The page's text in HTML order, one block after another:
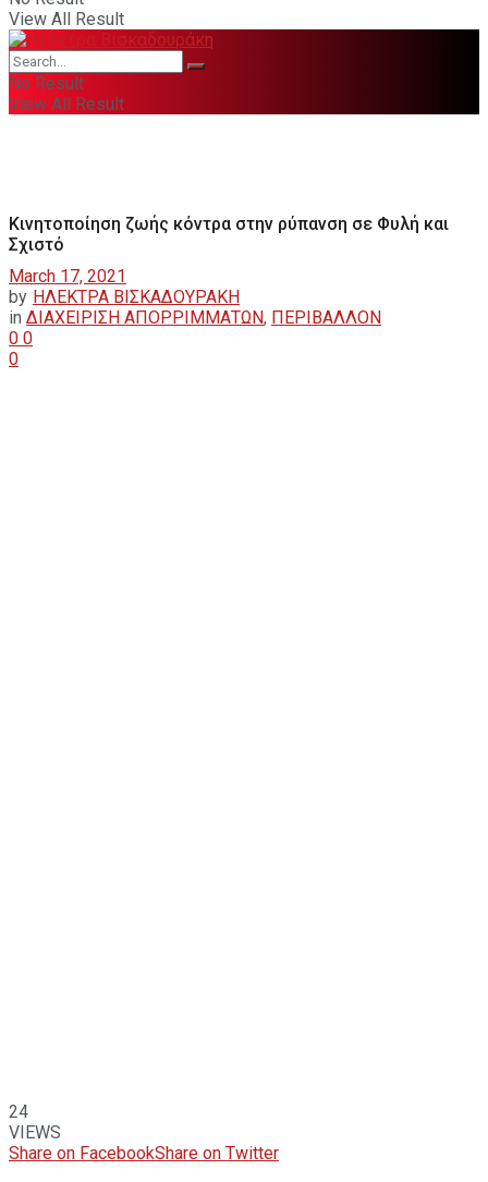
View All Result
No Result
View All Result
Κινητοποίηση ζωής κόντρα στην ρύπανση σε Φυλή και
Σχιστό
March 17, 2021
by ΗΛΕΚΤΡΑ ΒΙΣΚΑΔΟΥΡΑΚΗ
in ΔΙΑΧΕΙΡΙΣΗ ΑΠΟΡΡΙΜΜΑΤΩΝ, ΠΕΡΙΒΑΛΛΟΝ
0 0
0
24
VIEWS
Share on FacebookShare on Twitter